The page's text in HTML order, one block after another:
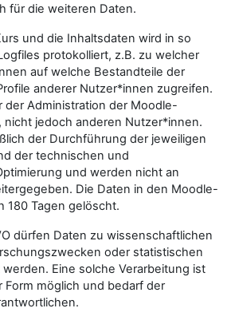
für die weiteren Daten.
und die Inhaltsdaten wird in so
protokolliert, z.B. zu welcher
auf welche Bestandteile der
anderer Nutzer*innen zugreifen.
der Administration der Moodle-
nicht jedoch anderen Nutzer*innen.
der Durchführung der jeweiligen
der technischen und
und werden nicht an
Die Daten in den Moodle-
180 Tagen gelöscht.
dürfen Daten zu wissenschaftlichen
oder statistischen
Eine solche Verarbeitung ist
Form möglich und bedarf der